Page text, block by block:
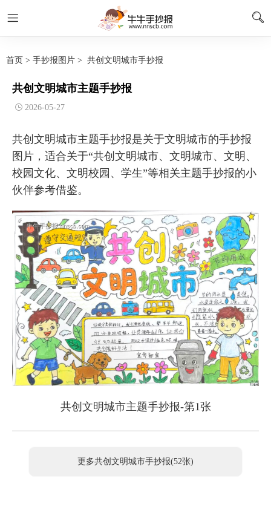
首页 > 手抄报图片 > 共创文明城市手抄报
共创文明城市主题手抄报
2026-05-27
共创文明城市主题手抄报是关于文明城市的手抄报
图片，适合关于“共创文明城市、文明城市、文明、
校园文化、文明校园、学生”等相关主题手抄报的小
伙伴参考借鉴。
共创文明城市主题手抄报-第1张
更多共创文明城市手抄报(52张)